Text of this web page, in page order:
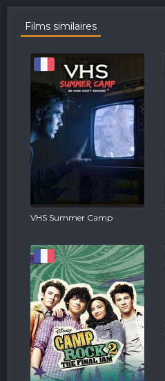
Films similaires
VHS Summer Camp